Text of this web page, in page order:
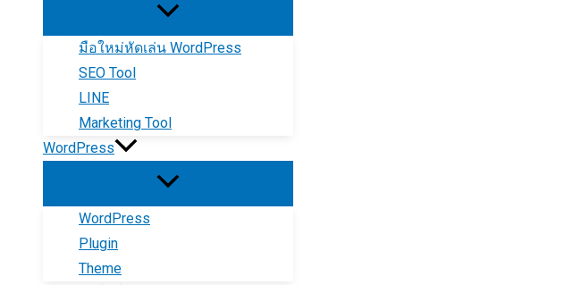
มือใหม่หัดเล่น WordPress
SEO Tool
LINE
Marketing Tool
WordPress
WordPress
Plugin
Theme